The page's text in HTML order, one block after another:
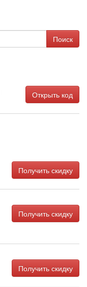
Поиск
Открыть код
Получить скидку
Получить скидку
Получить скидку